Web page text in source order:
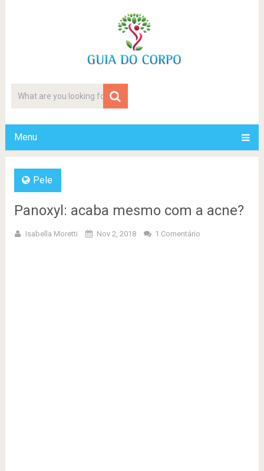
Menu
Pele
Panoxyl: acaba mesmo com a acne?
Isabella Moretti Nov 2, 2018 1 Comentário